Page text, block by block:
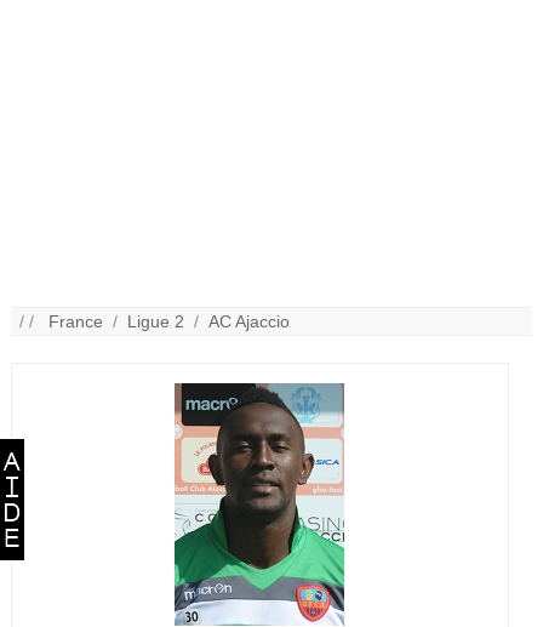
/ / France / Ligue 2 /AC Ajaccio